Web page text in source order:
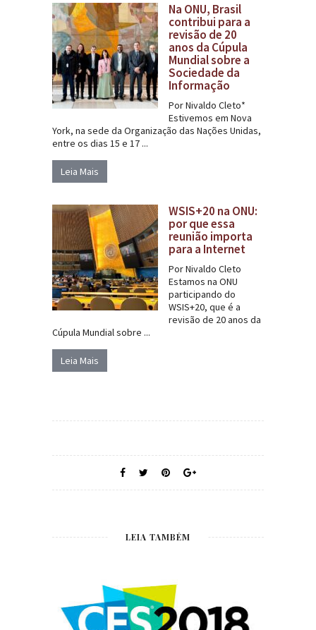
Na ONU, Brasil
contribui para a
revisão de 20
anos da Cúpula
Mundial sobre a
Sociedade da
Informação
Por Nivaldo Cleto*
Estivemos em Nova
York, na sede da Organização das Nações Unidas,
entre os dias 15 e 17 ...
Leia Mais
WSIS+20 na ONU:
por que essa
reunião importa
para a Internet
Por Nivaldo Cleto
Estamos na ONU
participando do
WSIS+20, que é a
revisão de 20 anos da
Cúpula Mundial sobre ...
Leia Mais
LEIA TAMBÉM